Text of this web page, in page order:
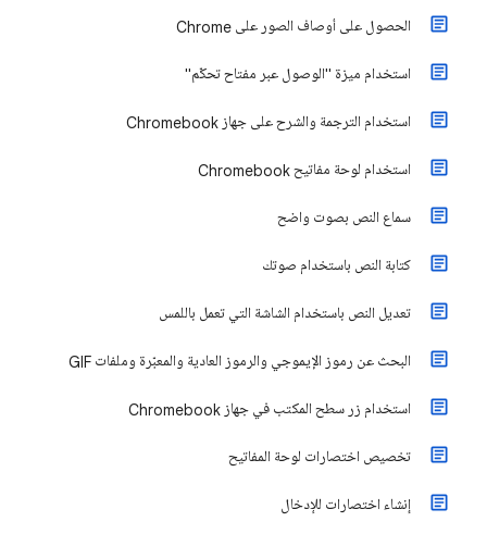
الحصول على أوصاف الصور على Chrome
استخدام ميزة "الوصول عبر مفتاح تحكّم"
استخدام الترجمة والشرح على جهاز Chromebook
استخدام لوحة مفاتيح Chromebook
سماع النص بصوت واضح
كتابة النص باستخدام صوتك
تعديل النص باستخدام الشاشة التي تعمل باللمس
البحث عن رموز الإيموجي والرموز العادية والمعبّرة وملفات GIF
استخدام زر سطح المكتب في جهاز Chromebook
تخصيص اختصارات لوحة المفاتيح
إنشاء اختصارات للإدخال